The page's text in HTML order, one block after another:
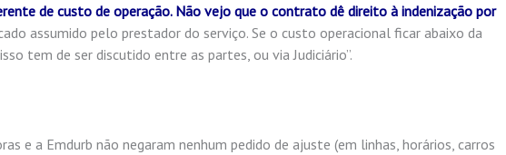
de custo de operação. Não vejo que o contrato dê direito à indenização por
assumido pelo prestador do serviço. Se o custo operacional ficar abaixo da
tem de ser discutido entre as partes, ou via Judiciário”.
e a Emdurb não negaram nenhum pedido de ajuste (em linhas, horários, carros